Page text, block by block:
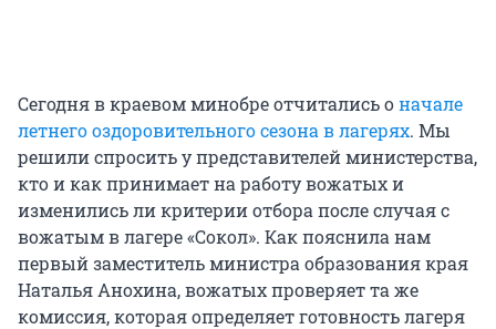
Сегодня в краевом минобре отчитались оначале
летнего оздоровительного сезона в лагерях. Мы
решили спросить у представителей министерства,
кто и как принимает на работу вожатых и
изменились ли критерии отбора после случая с
вожатым в лагере «Сокол». Как пояснила нам
первый заместитель министра образования края
Наталья Анохина, вожатых проверяет та же
комиссия, которая определяет готовность лагеря